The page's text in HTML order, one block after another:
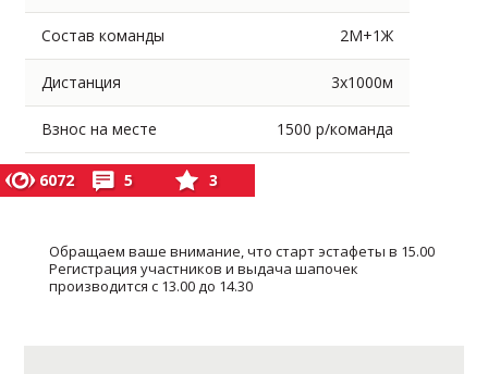
Состав команды 2М+1Ж
Дистанция 3х1000м
Взнос на месте 1500 р/команда
6072 5 3
Обращаем ваше внимание, что старт эстафеты в 15.00
Регистрация участников и выдача шапочек
производится с 13.00 до 14.30